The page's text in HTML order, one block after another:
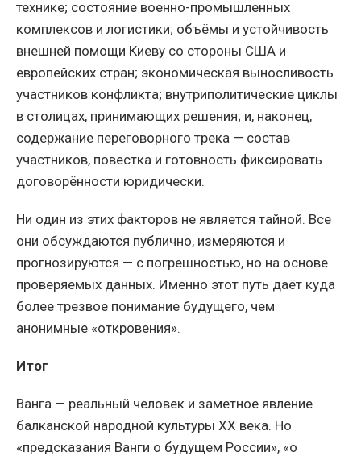
технике; состояние военно-промышленных
комплексов и логистики; объёмы и устойчивость
внешней помощи Киеву со стороны США и
европейских стран; экономическая выносливость
участников конфликта; внутриполитические циклы
в столицах, принимающих решения; и, наконец,
содержание переговорного трека — состав
участников, повестка и готовность фиксировать
договорённости юридически.
Ни один из этих факторов не является тайной. Все
они обсуждаются публично, измеряются и
прогнозируются — с погрешностью, но на основе
проверяемых данных. Именно этот путь даёт куда
более трезвое понимание будущего, чем
анонимные «откровения».
Итог
Ванга — реальный человек и заметное явление
балканской народной культуры XX века. Но
«предсказания Ванги о будущем России», «о